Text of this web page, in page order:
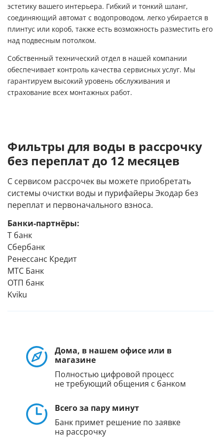
эстетику вашего интерьера. Гибкий и тонкий шланг,
соединяющий автомат с водопроводом, легко убирается в
плинтус или короб, также есть возможность разместить его
над подвесным потолком.
Собственный технический отдел в нашей компании
обеспечивает контроль качества сервисных услуг. Мы
гарантируем высокий уровень обслуживания и
страхование всех монтажных работ.
Фильтры для воды в рассрочку
без переплат до 12 месяцев
С сервисом рассрочек вы можете приобретать
системы очистки воды и пурифайеры Экодар без
переплат и первоначального взноса.
Банки-партнёры:
Т банк
Сбербанк
Ренессанс Кредит
МТС Банк
ОТП банк
Kviku
Дома, в нашем офисе или в
магазине
Полностью цифровой процесс
не требующий общения с банком
Всего за пару минут
Банк примет решение по заявке
на рассрочку